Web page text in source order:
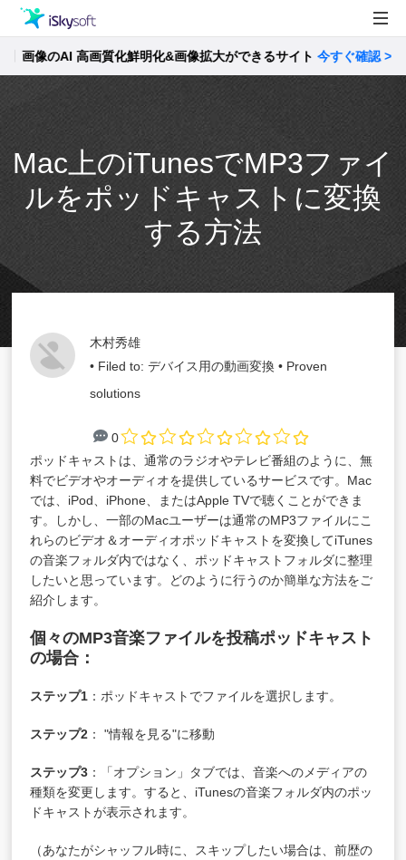
製品
Utility
製品活用事例
ストア
像のAI 高画質化鮮明化&画像拡大ができるサイト今すぐ確認 >>
Mac上のiTunesでMP3ファイ
ルをポッドキャストに変換
する方法
木村秀雄
• Filed to:デバイス用の動画変換 • Proven
solutions
0
ポッドキャストは、通常のラジオやテレビ番組のように、無
料でビデオやオーディオを提供しているサービスです。Mac
では、iPod、iPhone、またはApple TVで聴くことができま
す。しかし、一部のMacユーザーは通常のMP3ファイルにこ
れらのビデオ＆オーディオポッドキャストを変換してiTunes
の音楽フォルダ内ではなく、ポッドキャストフォルダに整理
したいと思っています。どのように行うのか簡単な方法をご
紹介します。
個々のMP3音楽ファイルを投稿ポッドキャスト
の場合：
ステップ1 ：ポッドキャストでファイルを選択します。
ステップ2 ： "情報を見る"に移動
ステップ3 ：「オプション」タブでは、音楽へのメディアの
種類を変更します。すると、iTunesの音楽フォルダ内のポッ
ドキャストが表示されます。
（あなたがシャッフル時に、スキップしたい場合は、前歴の